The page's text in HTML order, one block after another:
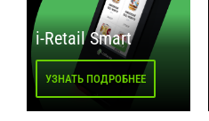
i-Retail Smart
УЗНАТЬ ПОДРОБНЕЕ